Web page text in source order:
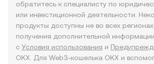
обратитесь к специалисту по
или инвестиционной деятельности.
продукты доступны не во всех
получения дополнительной
с Условия использования и
OKX. Для Web3-кошелька OKX и